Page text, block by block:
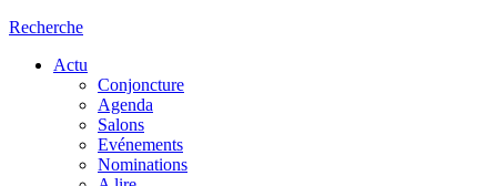
Recherche
Actu
Conjoncture
Agenda
Salons
Evénements
Nominations